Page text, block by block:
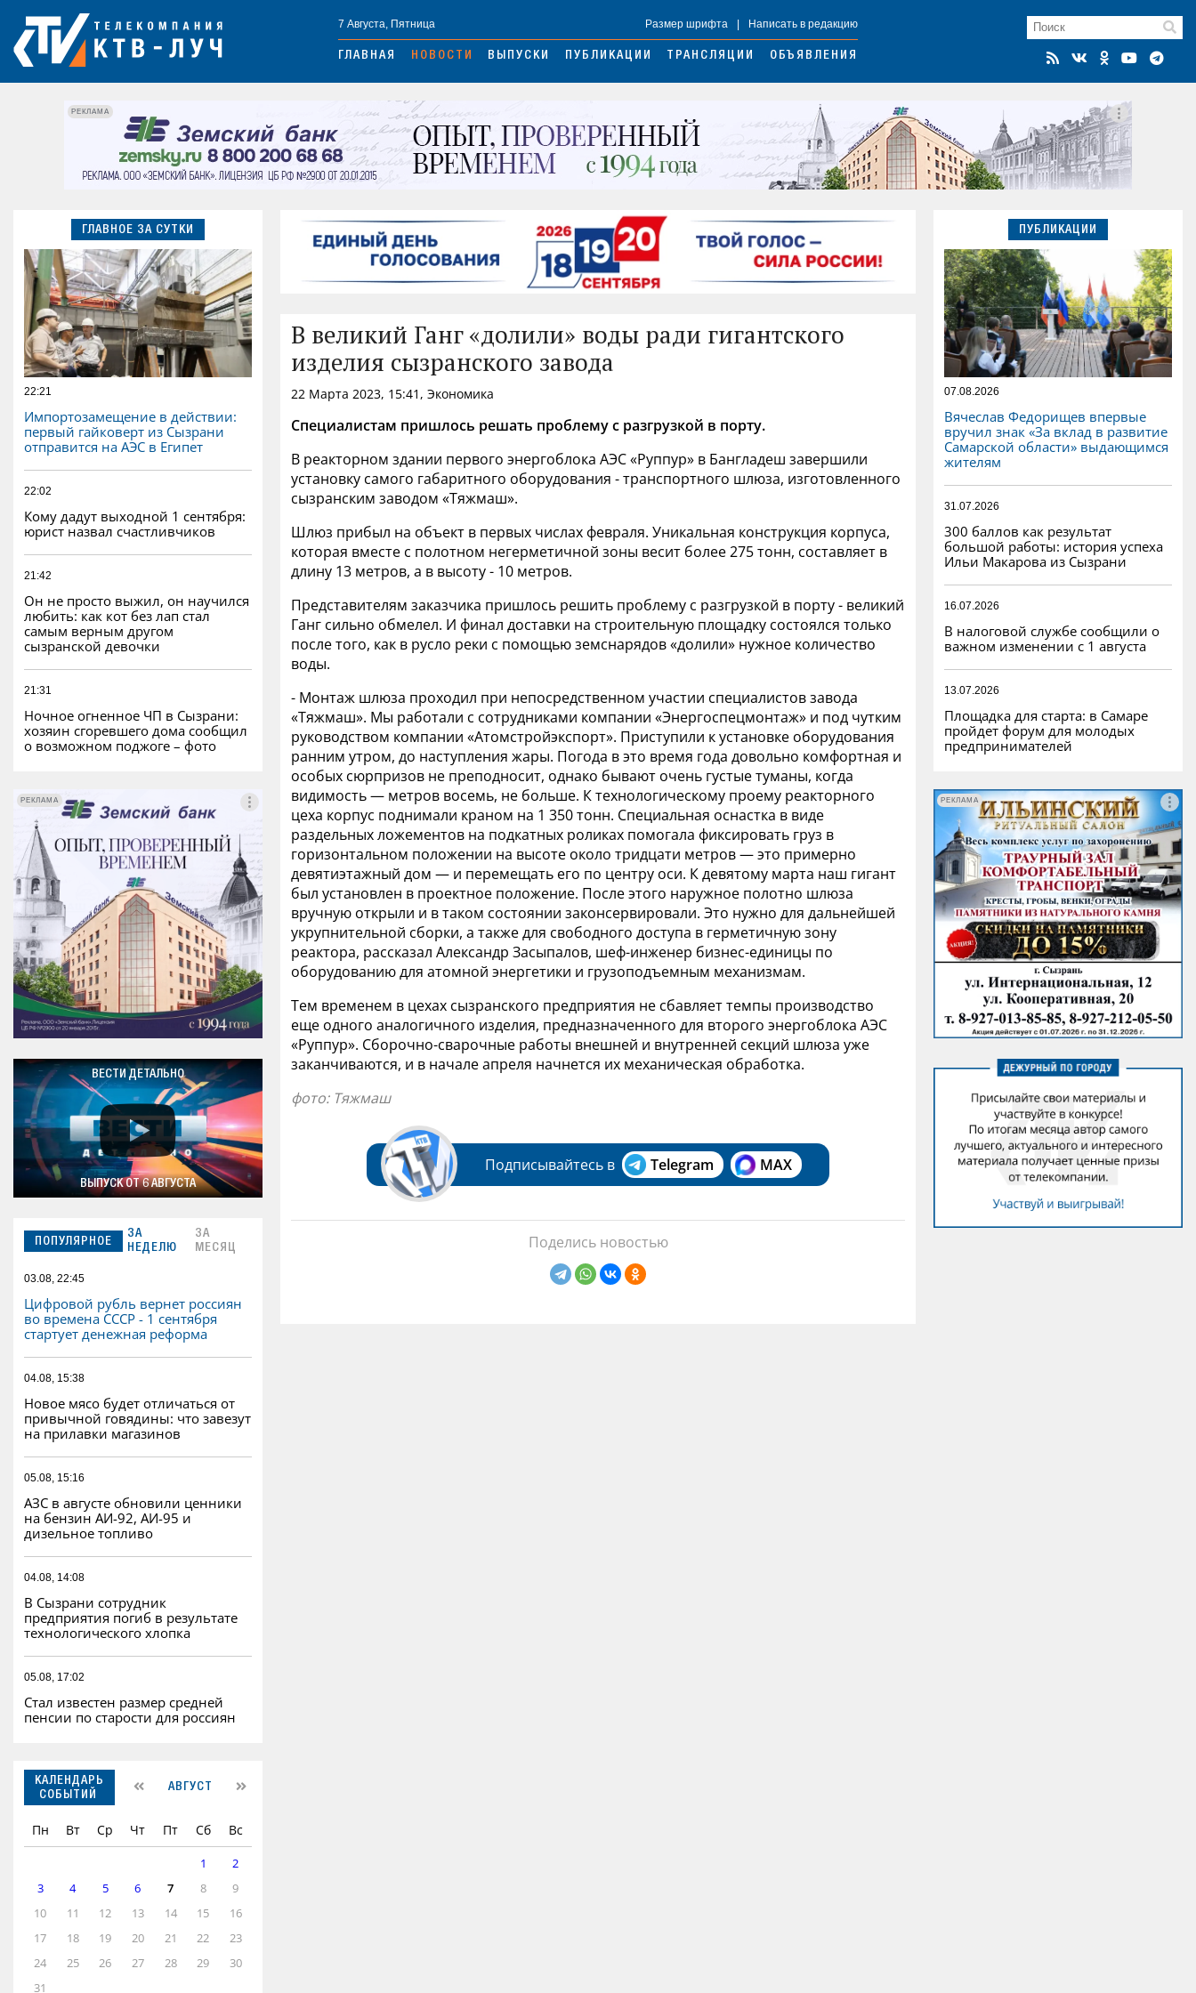
7 Августа, Пятница Размер шрифта Написать в редакцию
ГЛАВНАЯ НОВОСТИ ВЫПУСКИ ПУБЛИКАЦИИ ТРАНСЛЯЦИИ ОБЪЯВЛЕНИЯ
РЕКЛАМА
ГЛАВНОЕ ЗА СУТКИ
22:21
Импортозамещение в действии:
первый гайковерт из Сызрани
отправится на АЭС в Египет
22:02
Кому дадут выходной 1 сентября:
юрист назвал счастливчиков
21:42
Он не просто выжил, он научился
любить: как кот без лап стал
самым верным другом
сызранской девочки
21:31
Ночное огненное ЧП в Сызрани:
хозяин сгоревшего дома сообщил
о возможном поджоге – фото
РЕКЛАМА
РЕКЛАМА
ВЕСТИ ДЕТАЛЬНО
ВЫПУСК ОТ 6 АВГУСТА
ПОПУЛЯРНОЕ
ЗА
НЕДЕЛЮ
ЗА
МЕСЯЦ
03.08, 22:45
Цифровой рубль вернет россиян
во времена СССР - 1 сентября
стартует денежная реформа
04.08, 15:38
Новое мясо будет отличаться от
привычной говядины: что завезут
на прилавки магазинов
05.08, 15:16
АЗС в августе обновили ценники
на бензин АИ-92, АИ-95 и
дизельное топливо
04.08, 14:08
В Сызрани сотрудник
предприятия погиб в результате
технологического хлопка
05.08, 17:02
Стал известен размер средней
пенсии по старости для россиян
КАЛЕНДАРЬ
СОБЫТИЙ
АВГУСТ
Пн Вт Ср Чт Пт Сб Вс
1
2
3
4 5 6 7 8
9
10
11 12 13 14 15
16
17
18 19 20 21 22
23
24
25 26 27 28 29
30
31
В великий Ганг «долили» воды ради гигантского
изделия сызранского завода
22 Марта 2023, 15:41, Экономика
Специалистам пришлось решать проблему с разгрузкой в порту.
В реакторном здании первого энергоблока АЭС «Руппур» в Бангладеш завершили
установку самого габаритного оборудования - транспортного шлюза, изготовленного
сызранским заводом «Тяжмаш».
Шлюз прибыл на объект в первых числах февраля. Уникальная конструкция корпуса,
которая вместе с полотном негерметичной зоны весит более 275 тонн, составляет в
длину 13 метров, а в высоту - 10 метров.
Представителям заказчика пришлось решить проблему с разгрузкой в порту - великий
Ганг сильно обмелел. И финал доставки на строительную площадку состоялся только
после того, как в русло реки с помощью земснарядов «долили» нужное количество
воды.
- Монтаж шлюза проходил при непосредственном участии специалистов завода
«Тяжмаш». Мы работали с сотрудниками компании «Энергоспецмонтаж» и под чутким
руководством компании «Атомстройэкспорт». Приступили к установке оборудования
ранним утром, до наступления жары. Погода в это время года довольно комфортная и
особых сюрпризов не преподносит, однако бывают очень густые туманы, когда
видимость — метров восемь, не больше. К технологическому проему реакторного
цеха корпус поднимали краном на 1 350 тонн. Специальная оснастка в виде
раздельных ложементов на подкатных роликах помогала фиксировать груз в
горизонтальном положении на высоте около тридцати метров — это примерно
девятиэтажный дом — и перемещать его по центру оси. К девятому марта наш гигант
был установлен в проектное положение. После этого наружное полотно шлюза
вручную открыли и в таком состоянии законсервировали. Это нужно для дальнейшей
укрупнительной сборки, а также для свободного доступа в герметичную зону
реактора, рассказал Александр Засыпалов, шеф-инженер бизнес-единицы по
оборудованию для атомной энергетики и грузоподъемным механизмам.
Тем временем в цехах сызранского предприятия не сбавляет темпы производство
еще одного аналогичного изделия, предназначенного для второго энергоблока АЭС
«Руппур». Сборочно-сварочные работы внешней и внутренней секций шлюза уже
заканчиваются, и в начале апреля начнется их механическая обработка.
фото: Тяжмаш
Подписывайтесь в Telegram MAX
Поделись новостью
ПУБЛИКАЦИИ
07.08.2026
Вячеслав Федорищев впервые
вручил знак «За вклад в развитие
Самарской области» выдающимся
жителям
31.07.2026
300 баллов как результат
большой работы: история успеха
Ильи Макарова из Сызрани
16.07.2026
В налоговой службе сообщили о
важном изменении с 1 августа
13.07.2026
Площадка для старта: в Самаре
пройдет форум для молодых
предпринимателей
РЕКЛАМА